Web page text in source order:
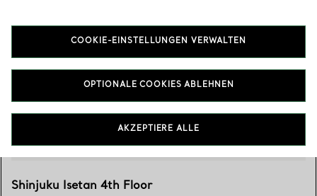
Besuchen Sie uns
Shinjuku Isetan 4th Floor
COOKIE-EINSTELLUNGEN VERWALTEN
OPTIONALE COOKIES ABLEHNEN
AKZEPTIERE ALLE